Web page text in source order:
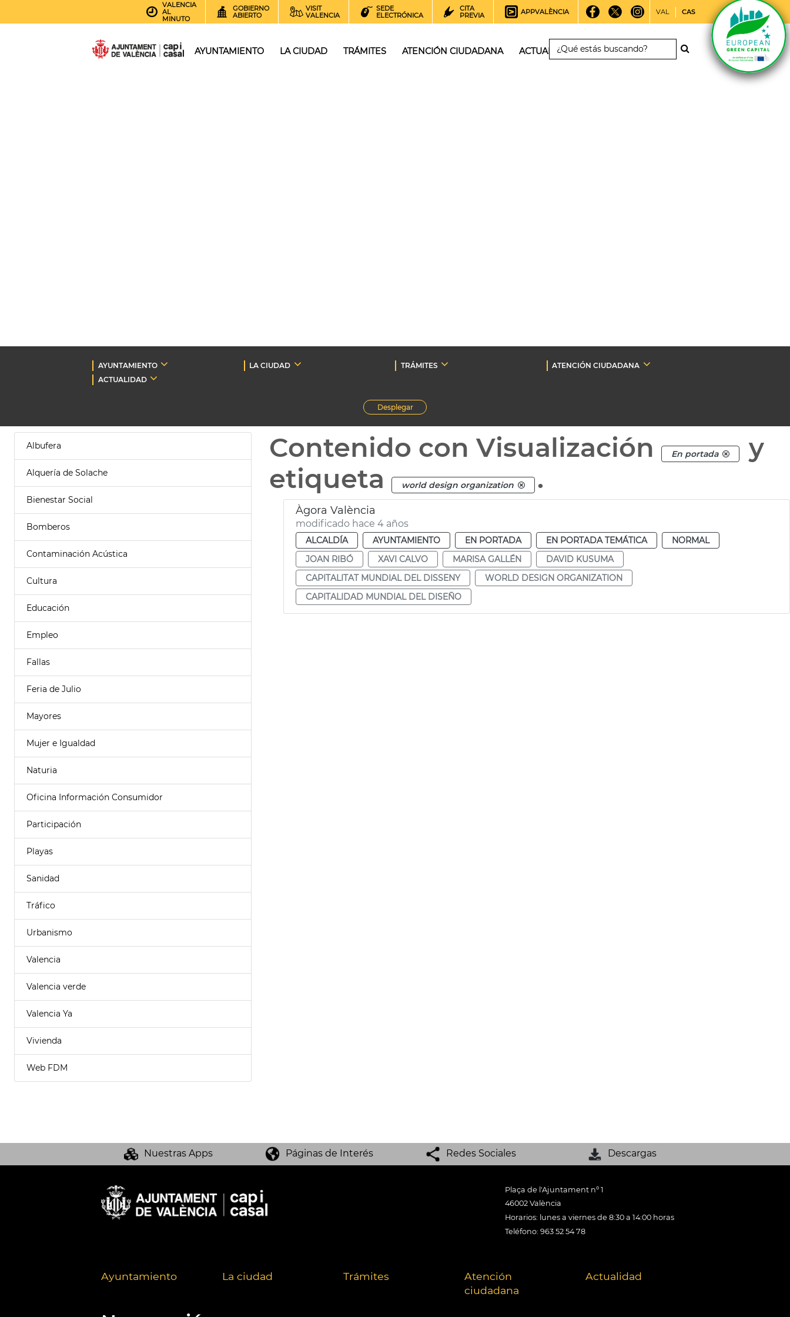
VALENCIA
AL
MINUTO
GOBIERNO
ABIERTO
VISIT
VALENCIA
SEDE
ELECTRÓNICA
CITA
PREVIA
APPVALÈNCIA VAL CAS
AYUNTAMIENTO LA CIUDAD TRÁMITES ATENCIÓN CIUDADANA ACTUALIDAD
AYUNTAMIENTO LA CIUDAD TRÁMITES
ATENCIÓN CIUDADANA
ACTUALIDAD
Desplegar
Albufera
Alquería de Solache
Bienestar Social
Bomberos
Contaminación Acústica
Cultura
Educación
Empleo
Fallas
Feria de Julio
Mayores
Mujer e Igualdad
Naturia
Oficina Información Consumidor
Participación
Playas
Sanidad
Tráfico
Urbanismo
Valencia
Valencia verde
Valencia Ya
Vivienda
Web FDM
Contenido con Visualización En portada
y
etiqueta
world design organization .
Àgora València
modificado hace 4 años
ALCALDÍA AYUNTAMIENTO EN PORTADA EN PORTADA TEMÁTICA
NORMAL
JOAN RIBÓ
XAVI CALVO MARISA GALLÉN
DAVID KUSUMA
CAPITALITAT MUNDIAL DEL DISSENY
WORLD DESIGN ORGANIZATION
CAPITALIDAD MUNDIAL DEL DISEÑO
Nuestras Apps Páginas de Interés Redes Sociales Descargas
Plaça de l'Ajuntament nº 1
46002 València
Horarios: lunes a viernes de 8:30 a 14:00 horas
Teléfono: 963 52 54 78
Ayuntamiento La ciudad Trámites
Atención
ciudadana
Actualidad